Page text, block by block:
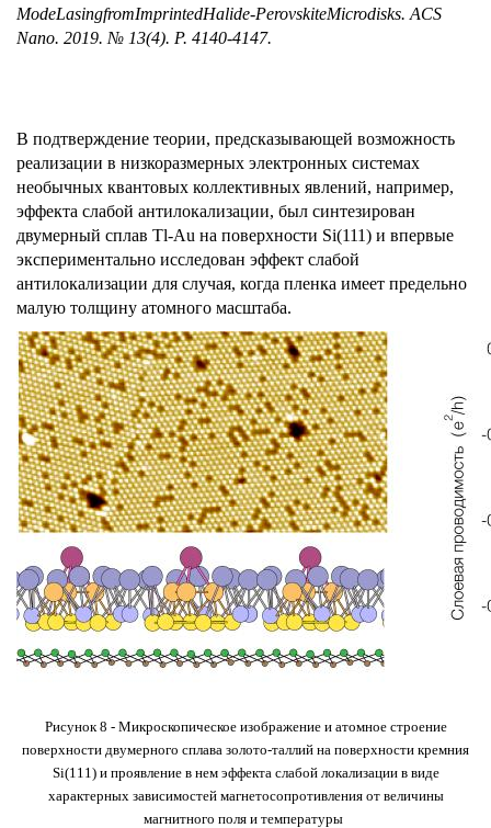
ModeLasingfromImprintedHalide-PerovskiteMicrodisks. ACS
Nano. 2019. № 13(4). P. 4140-4147.
В подтверждение теории, предсказывающей возможность
реализации в низкоразмерных электронных системах
необычных квантовых коллективных явлений, например,
эффекта слабой антилокализации, был синтезирован
двумерный сплав Tl-Au на поверхности Si(111) и впервые
экспериментально исследован эффект слабой
антилокализации для случая, когда пленка имеет предельно
малую толщину атомного масштаба.
Рисунок 8 - Микроскопическое изображение и атомное строение
поверхности двумерного сплава золото-таллий на поверхности кремния
Si(111) и проявление в нем эффекта слабой локализации в виде
характерных зависимостей магнетосопротивления от величины
магнитного поля и температуры